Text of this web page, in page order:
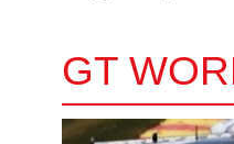
GT